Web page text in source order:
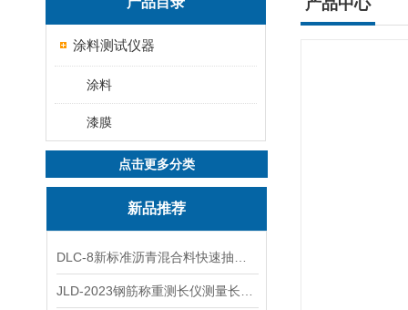
涂料测试仪器
涂料
漆膜
点击更多分类
新品推荐
产品中心